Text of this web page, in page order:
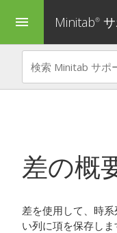
menu Minitab®
差の概
差を使用して、時
い列に項を保存し